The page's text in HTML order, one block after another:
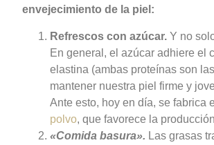
envejecimiento de la piel:
Refrescos con azúcar.Y no
En general, el azúcar adhiere el
elastina (ambas proteínas son
mantener nuestra piel firme y
Ante esto, hoy en día, se fabrica
polvo, que favorece la
«Comida basura». Las grasas